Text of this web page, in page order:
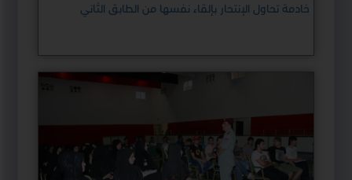
خادمة تحاول الإنتحار بإلقاء نفسها من الطابق الثاني